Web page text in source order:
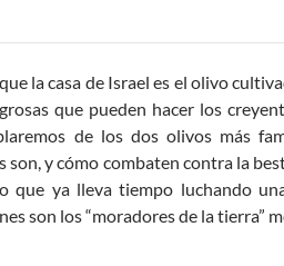
la casa de Israel es el olivo
que pueden hacer los
de los dos olivos más
son, y cómo combaten contra la
que ya lleva tiempo luchando
son los “moradores de la tierra”